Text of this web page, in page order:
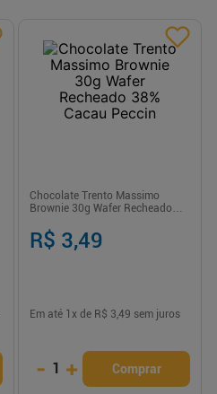
Chocolate Trento Massimo
Brownie 30g Wafer Recheado
R$ 3,49
Em até 1 x de R$ 3,49 sem juros
- 1 + Comprar